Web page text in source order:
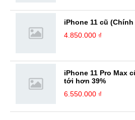
iPhone 11 cũ
4.850.000 ₫
iPhone 11 Pro Max
tới hơn 39%
6.550.000 ₫